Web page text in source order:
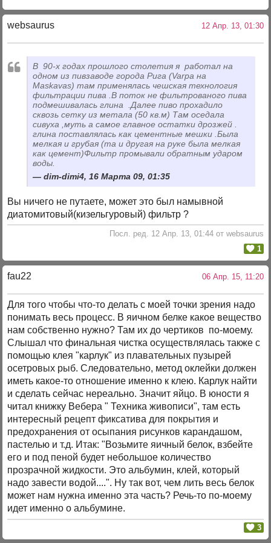
websaurus 12 Апр. 13, 01:30
В 90-х годах прошлого столетия я работал на
одном из пивзаводе города Рига (Varpa на
Maskavas) там применялась чешская технология
фильтрации пива .В поток не фильтрованого пива
подмешивалась глина .Далее пиво прохадило
сквозь сетку из метала (50 кв.м) Там оседала
сивуха ,муть а самое главное остатки дрозжей .
глина поставлялась как цементные мешки .Была
мелкая и грубая (та и другая на руке была мелкая
как цемент)Фильтр промывали обратным ударом
воды.
dim-dimi4, 16 Марта 09, 01:35
Вы ничего не путаете, может это был намывной
диатомитовый(кизельгуровый) фильтр ?
Посл. ред. 12 Апр. 13, 01:44 от websaurus
1
fau22 06 Апр. 15, 11:20
Для того чтобы что-то делать с моей точки зрения надо
понимать весь процесс. В яичном белке какое вещество
нам собственно нужно? Там их до чертиков по-моему.
Слышал что финальная чистка осуществлялась также с
помощью клея "карлук" из плавательных пузырей
осетровых рыб. Следовательно, метод оклейки должен
иметь какое-то отношение именно к клею. Карлук найти
и сделать сейчас нереально. Значит яйцо. В юности я
читал книжку Вебера " Техника живописи", там есть
интересный рецепт фиксатива для покрытия и
предохранения от осыпания рисунков карандашом,
пастелью и т.д. Итак: "Возьмите яичный белок, взбейте
его и под пеной будет небольшое количество
прозрачной жидкости. Это альбумин, клей, который
надо завести водой....". Ну так вот, чем лить весь белок
может нам нужна именно эта часть? Речь-то по-моему
идет именно о альбумине.
3